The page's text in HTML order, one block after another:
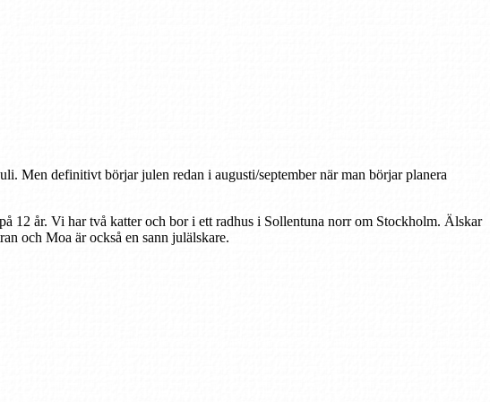
Men definitivt börjar julen redan i augusti/september när man börjar planera
12 år. Vi har två katter och bor i ett radhus i Sollentuna norr om Stockholm. Älskar
och Moa är också en sann julälskare.